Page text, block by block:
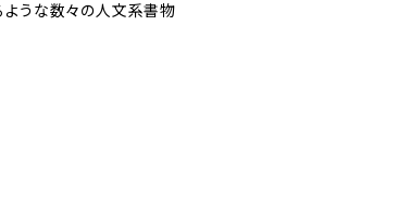
ような数々の人文系書物